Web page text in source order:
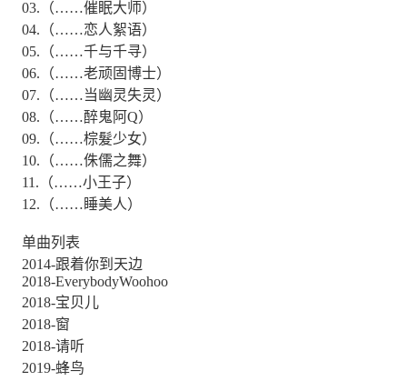
03.（……催眠大师）
04.（……恋人絮语）
05.（……千与千寻）
06.（……老顽固博士）
07.（……当幽灵失灵）
08.（……醉鬼阿Q）
09.（……棕髮少女）
10.（……侏儒之舞）
11.（……小王子）
12.（……睡美人）
单曲列表
2014-跟着你到天边
2018-EverybodyWoohoo
2018-宝贝儿
2018-窗
2018-请听
2019-蜂鸟